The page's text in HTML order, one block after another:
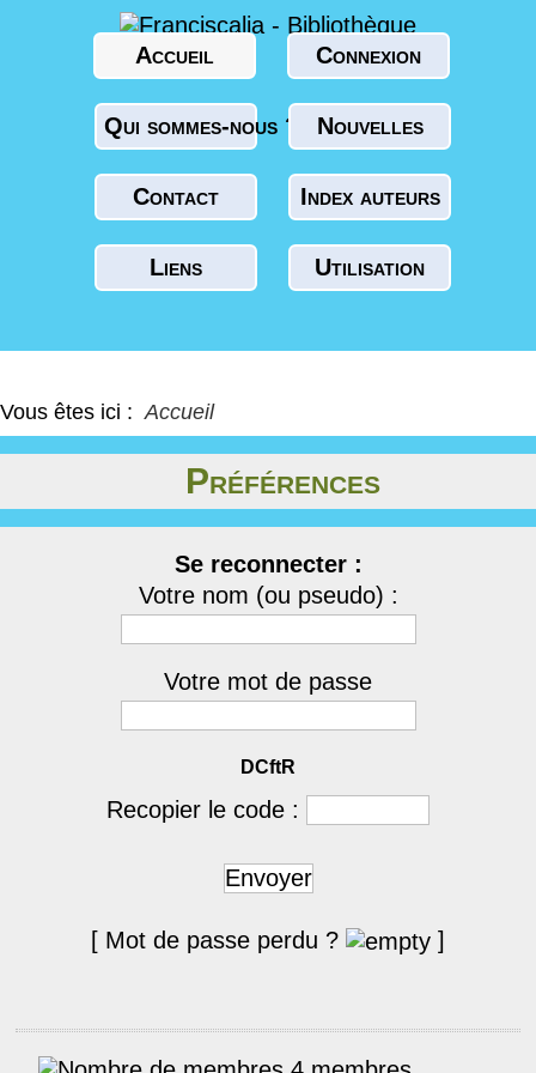
Accueil Connexion
Qui sommes-nous ? Nouvelles
Contact Index auteurs
Liens Utilisation
Vous êtes ici :Accueil
Préférences
Se reconnecter :
Votre nom (ou pseudo) :
Votre mot de passe
DCftR
Recopier le code :
Envoyer
[ Mot de passe perdu ? ]